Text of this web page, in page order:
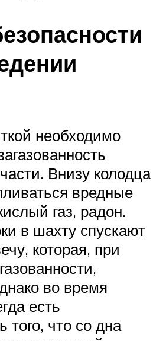
необходимо
Внизу колодца
вредные
газ, радон.
в шахту спускают
которая, при
во время
есть
того, что со дна